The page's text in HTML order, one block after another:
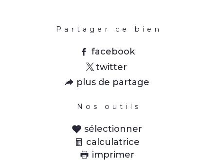
Partager ce bien
facebook
twitter
plus de partage
Nos outils
sélectionner
calculatrice
imprimer